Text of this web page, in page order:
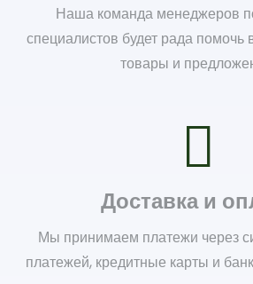
Наша команда менеджеров
специалистов будет рада
товары и
Доставка и
Мы принимаем платежи через
платежей, кредитные карты и